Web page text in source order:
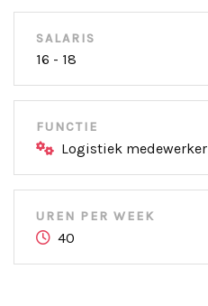
SALARIS
16 - 18
FUNCTIE
Logistiek medewerker
UREN PER WEEK
40